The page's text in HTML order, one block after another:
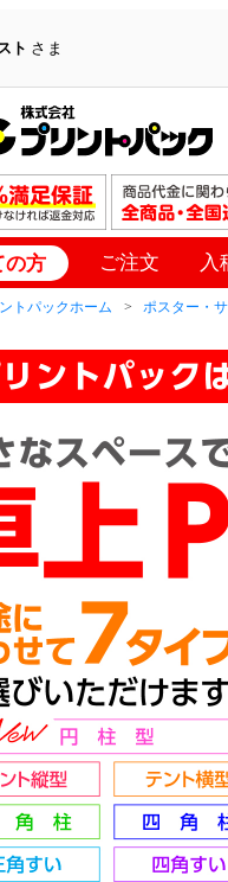
ト さま
の方 ご注文 入
トパックホーム ポスター・